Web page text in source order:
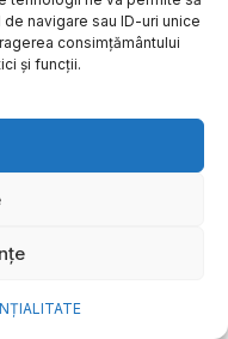
navigare sau ID-uri unice
consimțământului
și funcții.
de
de